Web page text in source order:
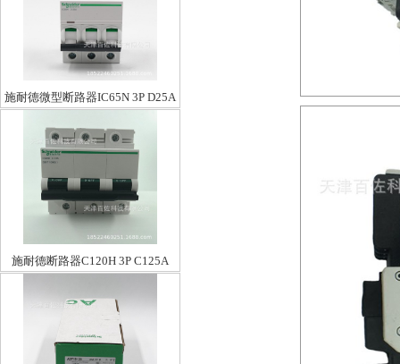
施耐德微型断路器IC65N 3P D25A
施耐德断路器C120H 3P C125A